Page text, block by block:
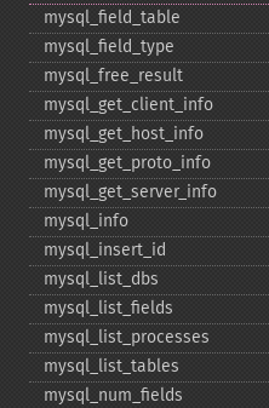
mysql_​field_​table
mysql_​field_​type
mysql_​free_​result
mysql_​get_​client_​info
mysql_​get_​host_​info
mysql_​get_​proto_​info
mysql_​get_​server_​info
mysql_​info
mysql_​insert_​id
mysql_​list_​dbs
mysql_​list_​fields
mysql_​list_​processes
mysql_​list_​tables
mysql_​num_​fields